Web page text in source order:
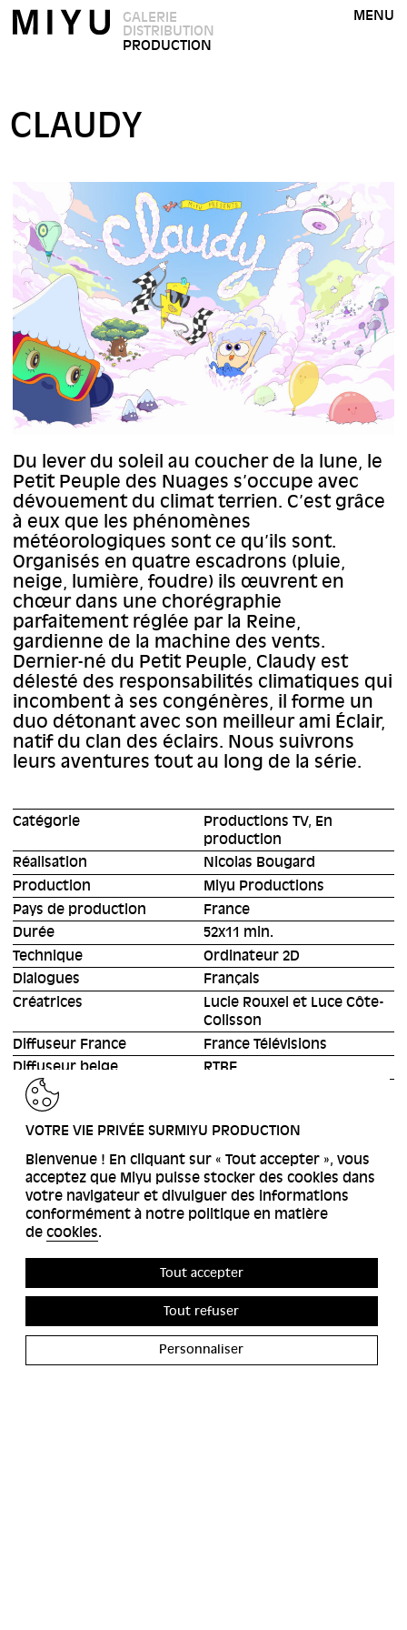
GALERIE
DISTRIBUTION
PRODUCTION
MENU
CLAUDY
Du lever du soleil au coucher de la lune, le
Petit Peuple des Nuages s’occupe avec
dévouement du climat terrien. C’est grâce
à eux que les phénomènes
météorologiques sont ce qu’ils sont.
Organisés en quatre escadrons (pluie,
neige, lumière, foudre) ils œuvrent en
chœur dans une chorégraphie
parfaitement réglée par la Reine,
gardienne de la machine des vents.
Dernier-né du Petit Peuple, Claudy est
délesté des responsabilités climatiques qui
incombent à ses congénères, il forme un
duo détonant avec son meilleur ami Éclair,
natif du clan des éclairs. Nous suivrons
leurs aventures tout au long de la série.
Catégorie
Productions TV, En
production
Réalisation
Nicolas Bougard
Production
Miyu Productions
Pays de production
France
Durée
52x11 min.
Technique
Ordinateur 2D
Dialogues
Français
Créatrices
Lucie Rouxel et Luce Côte-
Colisson
Diffuseur France
France Télévisions
Diffuseur belge
RTBF
RETOUR
VOTRE VIE PRIVÉE SURMIYU PRODUCTION
Bienvenue ! En cliquant sur « Tout accepter », vous
acceptez que Miyu puisse stocker des cookies dans
votre navigateur et divulguer des informations
conformément à notre politique en matière
de cookies.
Tout accepter
Tout refuser
Personnaliser